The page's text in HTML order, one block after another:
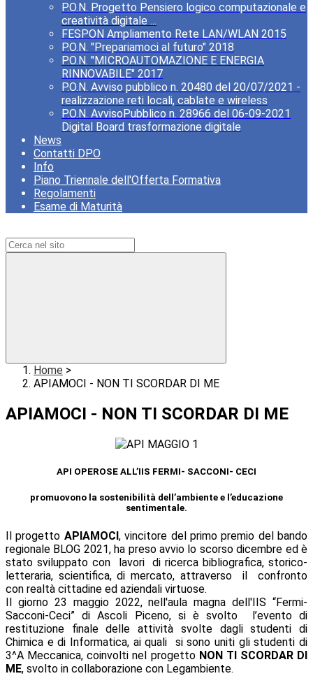
P.O.N. Progetto Pensiero logico computazionale e
creatività digitale ...
FESPON Ampliamento Rete LAN/WLAN 2015
P.O.N. "Prepariamoci al futuro" 2018
P.O.N. "MICROAUTOMAZIONE E ENERGIA
RINNOVABILE" 2017
P.O.N. Avviso pubblico n. 20480 del 20/07/2021 -
realizzazione reti locali, cablate e wireless
P.O.N. AvvisoPubblico n. 28966 del 06-09-2021
Digital Board trasformazione digitale
News
Contatti DPO
Info
Piano Triennale dell'Offerta Formativa
Regolamenti
Esame di Maturità
Home >
APIAMOCI - NON TI SCORDAR DI ME
APIAMOCI - NON TI SCORDAR DI ME
API OPEROSE ALL’IIS FERMI- SACCONI- CECI
promuovono la sostenibilità dell’ambiente e l’educazione
sentimentale.
Il progetto APIAMOCI, vincitore del primo premio del bando
regionale BLOG 2021, ha preso avvio lo scorso dicembre ed è
stato sviluppato con lavori di ricerca bibliografica, storico-
letteraria, scientifica, di mercato, attraverso il confronto
con realtà cittadine ed aziendali virtuose.
Il giorno 23 maggio 2022, nell'aula magna dell'IIS “Fermi-
Sacconi-Ceci” di Ascoli Piceno, si è svolto l’evento di
restituzione finale delle attività svolte dagli studenti di
Chimica e di Informatica, ai quali si sono uniti gli studenti di
3^A Meccanica, coinvolti nel progetto NON TI SCORDAR DI
ME, svolto in collaborazione con Legambiente.